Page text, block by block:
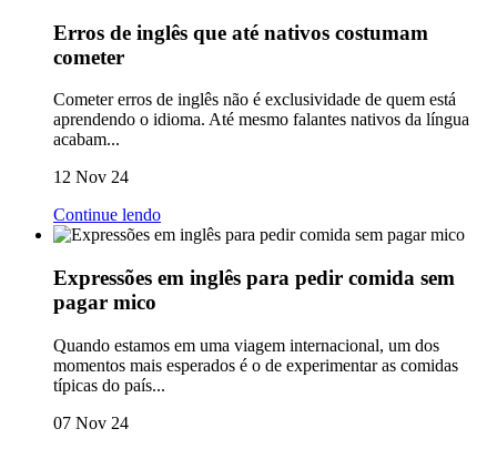
Erros de inglês que até nativos costumam
cometer
Cometer erros de inglês não é exclusividade de quem está
aprendendo o idioma. Até mesmo falantes nativos da língua
acabam...
12 Nov 24
Continue lendo
Expressões em inglês para pedir comida sem
pagar mico
Quando estamos em uma viagem internacional, um dos
momentos mais esperados é o de experimentar as comidas
típicas do país...
07 Nov 24